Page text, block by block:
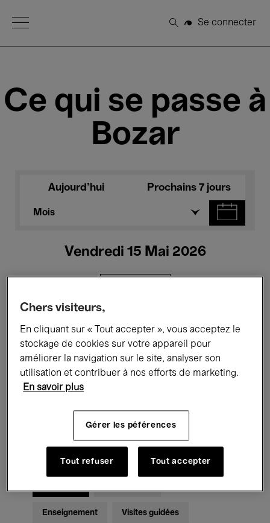
Open Menu
Rechercher
Se connecter
Ce qui se passe à
Bozar
Aujourd'hui Prochains 7 jours
Mois
Vendredi 15 Mai 2026
Tous les événements Concerts
Expositions Performances
Rencontres & Débats
Musique classique Global Music
Enseignement Visites guidées
Chers visiteurs,
En cliquant sur « Tout accepter », vous acceptez le
stockage de cookies sur votre appareil pour
améliorer la navigation sur le site, analyser son
utilisation et contribuer à nos efforts de marketing.
En savoir plus
Gérer les péférences
Tout refuser Tout accepter